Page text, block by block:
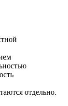
отдельно.